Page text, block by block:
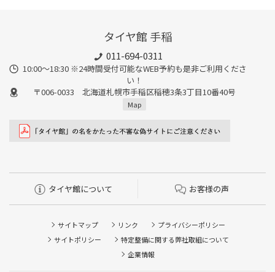
タイヤ館 手稲
011-694-0311
10:00～18:30 ※24時間受付可能なWEB予約も是非ご利用くださ
い！
〒006-0033 北海道札幌市手稲区稲穂3条3丁目10番40号
Map
タイヤ館について お客様の声
サイトマップ リンク
プライバシーポリシー
サイトポリシー
特定整備に関する弊社取組について
企業情報